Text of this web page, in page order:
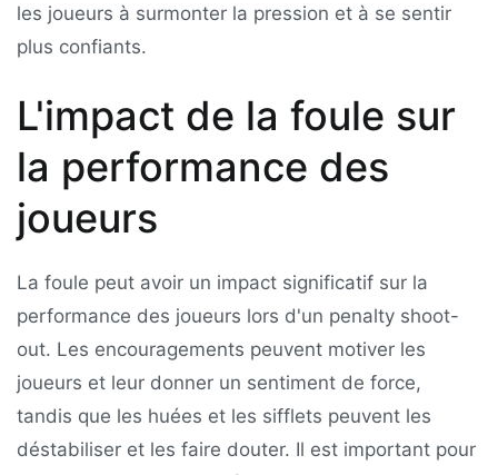
les joueurs à surmonter la pression et à se sentir
plus confiants.
L'impact de la foule sur
la performance des
joueurs
La foule peut avoir un impact significatif sur la
performance des joueurs lors d'un penalty shoot-
out. Les encouragements peuvent motiver les
joueurs et leur donner un sentiment de force,
tandis que les huées et les sifflets peuvent les
déstabiliser et les faire douter. Il est important pour